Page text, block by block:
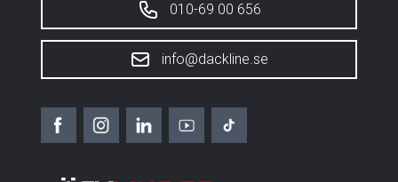
010-69 00 656
info@dackline.se